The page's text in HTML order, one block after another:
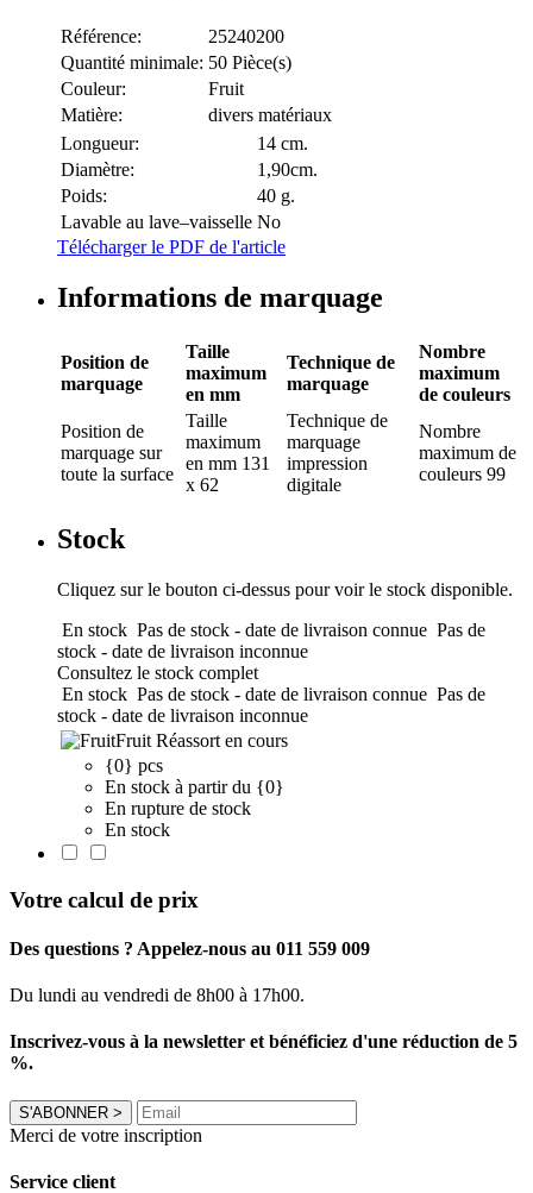
Référence:
25240200
Quantité minimale: 50 Pièce(s)
Couleur:
Fruit
Matière:
divers matériaux
Longueur:
14 cm.
Diamètre:
1,90cm.
Poids:
40 g.
Lavable au lave–vaisselle No
Télécharger le PDF de l'article
Informations de marquage
Position de
marquage
Taille
maximum
en mm
Technique de
marquage
Nombre
maximum
de couleurs
Position de
marquage sur
toute la surface
Taille
maximum
en mm 131
x 62
Technique de
marquage
impression
digitale
Nombre
maximum de
couleurs 99
Stock
Cliquez sur le bouton ci-dessus pour voir le stock disponible.
En stock Pas de stock - date de livraison connue Pas de
stock - date de livraison inconnue
Consultez le stock complet
En stock Pas de stock - date de livraison connue Pas de
stock - date de livraison inconnue
Fruit Réassort en cours
{0} pcs
En stock à partir du {0}
En rupture de stock
En stock
Votre calcul de prix
Des questions ? Appelez-nous au 011 559 009
Du lundi au vendredi de 8h00 à 17h00.
Inscrivez-vous à la newsletter et bénéficiez d'une réduction de 5
%.
S'ABONNER >
Merci de votre inscription
Service client